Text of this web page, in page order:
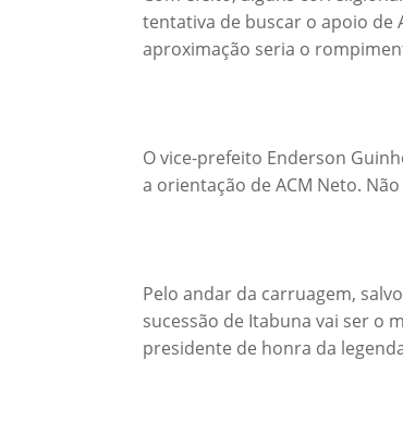
tentativa de buscar o apoio de
aproximação seria o
O vice-prefeito Enderson
a orientação de ACM Neto.
Pelo andar da carruagem,
sucessão de Itabuna vai ser o
presidente de honra da